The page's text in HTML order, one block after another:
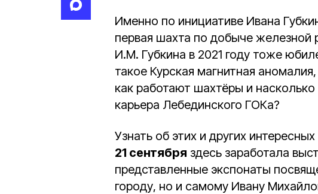
Именно по инициативе Ивана
первая шахта по добыче железной
И.М. Губкина в 2021 году тоже
такое Курская магнитная
как работают шахтёры и
карьера Лебединского ГОКа?
Узнать об этих и других
21 сентября здесь заработала
представленные экспонаты
городу, но и самому Ивану